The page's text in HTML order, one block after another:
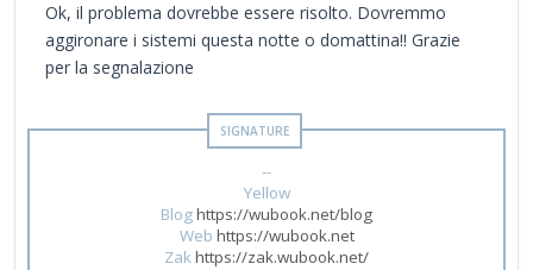
Ok, il problema dovrebbe essere risolto. Dovremmo
aggironare i sistemi questa notte o domattina!! Grazie
per la segnalazione
--
Yellow
Bloghttps://wubook.net/blog
Web https://wubook.net
Zakhttps://zak.wubook.net/